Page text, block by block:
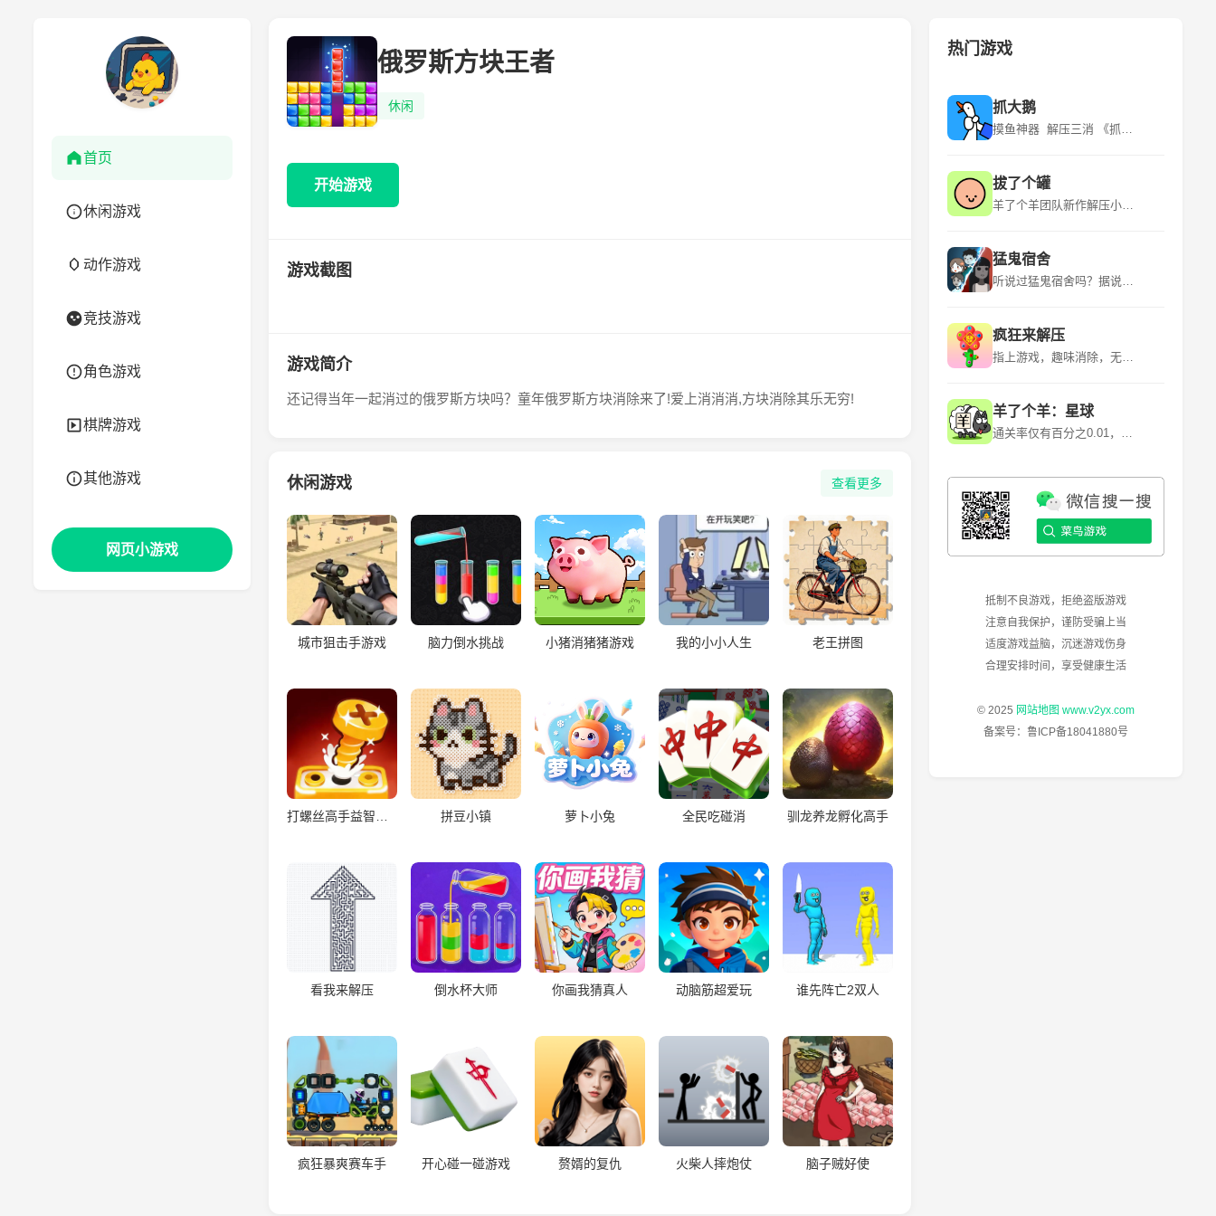
首页
休闲游戏
动作游戏
竞技游戏
角色游戏
棋牌游戏
其他游戏
网页小游戏
俄罗斯方块王者
休闲
开始游戏
游戏截图
游戏简介
还记得当年一起消过的俄罗斯方块吗？童年俄罗斯方块消除来了!爱上消消消,方块消除其乐无穷!
休闲游戏 查看更多
城市狙击手游戏 脑力倒水挑战 小猪消猪猪游戏 我的小小人生 老王拼图
拼豆小镇 萝卜小兔 全民吃碰消 驯龙养龙孵化高手
看我来解压 倒水杯大师 你画我猜真人 动脑筋超爱玩 谁先阵亡2双人
疯狂暴爽赛车手 开心碰一碰游戏 赘婿的复仇 火柴人摔炮仗 脑子贼好使
热门游戏
抓大鹅
摸鱼神器 解压三消 《抓大鹅》是青岛蓝飞互娱科技股份有限公司推出的一款休闲益智类型的游戏，该游戏平台为微信小程序，适应年龄为18+，游戏语言为中文，于2024年3月6日发行。 《抓大鹅》游戏有很多玩法，在游玩的时候是可以自由的选择自己比较喜欢的关卡的。游戏的流程是看到出现的物品时就可以直接开始点击，用户通过“购物篮子”特定背景下，找到三个一样的物品将其消除。游玩的时候遇到比较困难的地方的时候是可以点击提示的，让玩家能够获得关键的线索。 该游戏的特点是玩法众多、超多关卡、实时排名、操作简单。
拔了个罐
羊了个羊团队新作解压小游戏！~ 《拔了个罐》是一款以拔罐为主题的休闲益智小游戏，游戏融合了“拧螺丝”玩法，玩家需要将杂乱摆放的罐罐放置到对应颜色的客人身上，凑齐三个即可消除，完成关卡挑战。游戏中还有丰富的装扮、舞蹈等元素，为玩家带来全新的游戏体验。 《拔了个罐》是简游互娱推出的一款小游戏，继承了“羊了个羊”的美术风格，玩法上融合了时下火爆全球的“拧螺丝”，上线首日即空降微信小游戏榜第23名。游戏以拔罐为主题，结合了除湿气等热门话题，引发玩家情感共鸣。
猛鬼宿舍
听说过猛鬼宿舍吗？据说那里有宝藏，快去吧 《猛鬼宿舍》是一款2D塔防小游戏。游戏中玩家需躲避猎梦者的追捕，寻找适合自己的宿舍躲避，并发展经济建造炮台，抵御猎梦者。游戏中玩家只可以在房间中的空地板上进行建造，玩家点击空地板后，出现建筑菜单。游戏中玩家需要根据自己当前的经济选择性建造建筑，发现一条符合自己发展的道路。玩家需要将猎梦者猎梦者击败或者抵御至天亮方可获胜，反之猎梦者抓到玩家则玩家失败。 欢迎大家下载~如果有什么好的想法和建议还有期待，也欢迎大家在评论区留言哦！ 后续可能的计划： 启用昼夜模式/开发自走棋类淘汰玩法/开发多人合作闯关玩法/推出猛鬼视角/推出非对称对抗玩法等等~
疯狂来解压
指上游戏，趣味消除，无限解压！ 《疯狂来解压》是一款以解压为主题的益智类手游，它提供了多种有趣的解压方式，如挤压泡泡、切割肥皂、整理物品等，让玩家在轻松愉快的氛围中释放压力。游戏画面精美，色彩丰富，音效逼真，为玩家带来沉浸式的解压体验。 《疯狂来解压》是一款充满创意和挑战的休闲游戏，它结合了多种解压元素和趣味关卡，让玩家在享受解压乐趣的同时，也能锻炼自己的逻辑思维和反应能力。游戏操作简单易上手，适合所有年龄段的玩家，是放松心情、消磨时间的绝佳选择。
羊了个羊：星球
通关率仅有百分之0.01，快来挑战！~ 《羊了个羊》是一款卡通背景消除闯关游戏，游戏利用各种道具和提示来消除每一个关卡当中的障碍和陷阱。 《羊了个羊》是由北京简游科技有限公司开发的一款休闲益智类微信小程序游戏，于2022年6月13日正式上线。其核心玩法是通过消除关卡中的障碍和陷阱来通关，但第二关的难度极高，通关率仅为0.1%左右。
抵制不良游戏，拒绝盗版游戏
注意自我保护，谨防受骗上当
适度游戏益脑，沉迷游戏伤身
合理安排时间，享受健康生活
© 2025 网站地图 www.v2yx.com
备案号： 鲁ICP备18041880号